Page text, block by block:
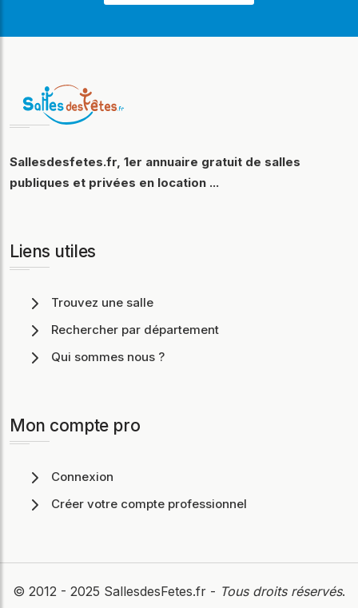
Sallesdesfetes.fr, 1er annuaire gratuit de salles
publiques et privées en location ...
Liens utiles
Trouvez une salle
Rechercher par département
Qui sommes nous ?
Mon compte pro
Connexion
Créer votre compte professionnel
© 2012 - 2025 SallesdesFetes.fr - Tous droits réservés.